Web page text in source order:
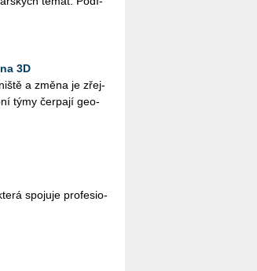
3D
a změna je zřej­
týmy čer­pa­jí ge­o­
spo­ju­je pro­fe­si­o­